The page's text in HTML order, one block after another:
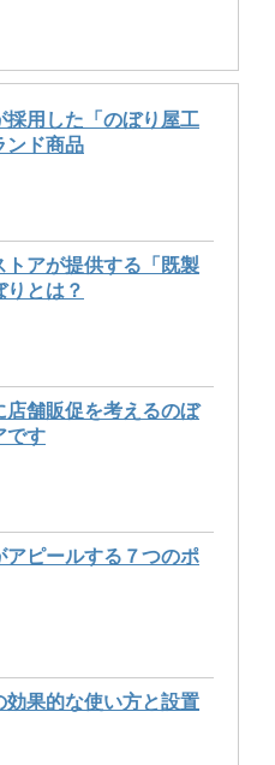
採用した「のぼり屋工
ンド商品
トアが提供する「既製
りとは？
店舗販促を考えるのぼ
です
アピールする７つのポ
効果的な使い方と設置